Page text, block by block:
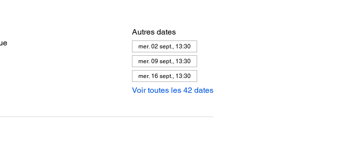
Autres dates
mer. 02 sept., 13:30
mer. 09 sept., 13:30
mer. 16 sept., 13:30
Voir toutes les 42 dates